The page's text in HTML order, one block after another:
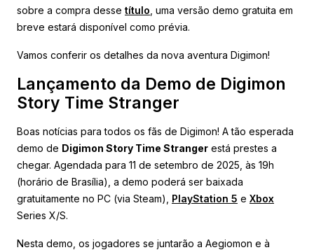
sobre a compra desse título , uma versão demo gratuita em
breve estará disponível como prévia.
Vamos conferir os detalhes da nova aventura Digimon!
Lançamento da Demo de Digimon
Story Time Stranger
Boas notícias para todos os fãs de Digimon! A tão esperada
demo de Digimon Story Time Stranger está prestes a
chegar. Agendada para 11 de setembro de 2025, às 19h
(horário de Brasília), a demo poderá ser baixada
gratuitamente no PC (via Steam), PlayStation 5 e Xbox
Series X/S.
Nesta demo, os jogadores se juntarão a Aegiomon e à